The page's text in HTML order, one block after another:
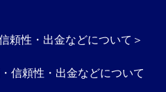
頼性・出金などについて＞
信頼性・出金などについて